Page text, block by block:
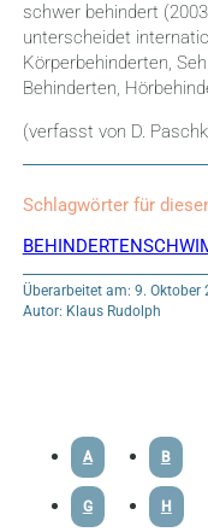
schwer behindert
unterscheidet
Körperbehinderten,
Behinderten,
(verfasst von D.
Schlagwörter für
Überarbeitet am: 9. Oktober
Autor: Klaus Rudolph
A B
G H